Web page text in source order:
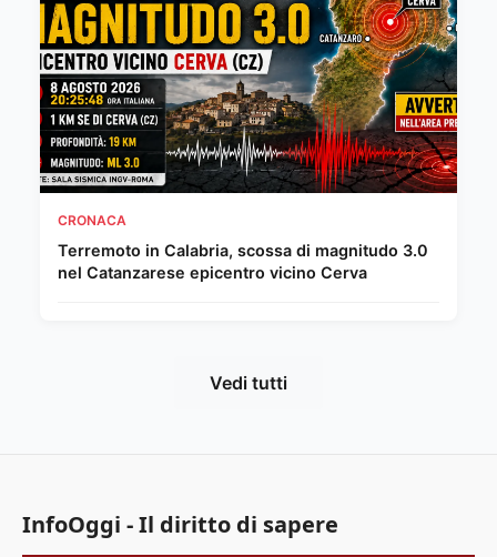
CRONACA
Terremoto in Calabria, scossa di magnitudo 3.0
nel Catanzarese epicentro vicino Cerva
Vedi tutti
InfoOggi - Il diritto di sapere